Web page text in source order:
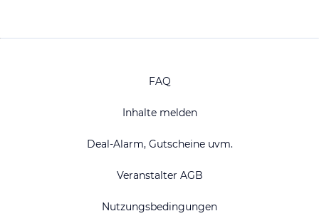
FAQ
Inhalte melden
Deal-Alarm, Gutscheine uvm.
Veranstalter AGB
Nutzungsbedingungen